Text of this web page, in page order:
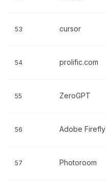
53 cursor
54 prolific.com
55 ZeroGPT
56 Adobe Firefly
57 Photoroom